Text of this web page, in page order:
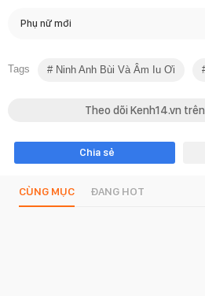
Phụ nữ mới
Tags Ninh Anh Bùi Và Âm Iu Ơi
Theo dõi Kenh14.vn trên
Chia sẻ
CÙNG MỤC ĐANG HOT